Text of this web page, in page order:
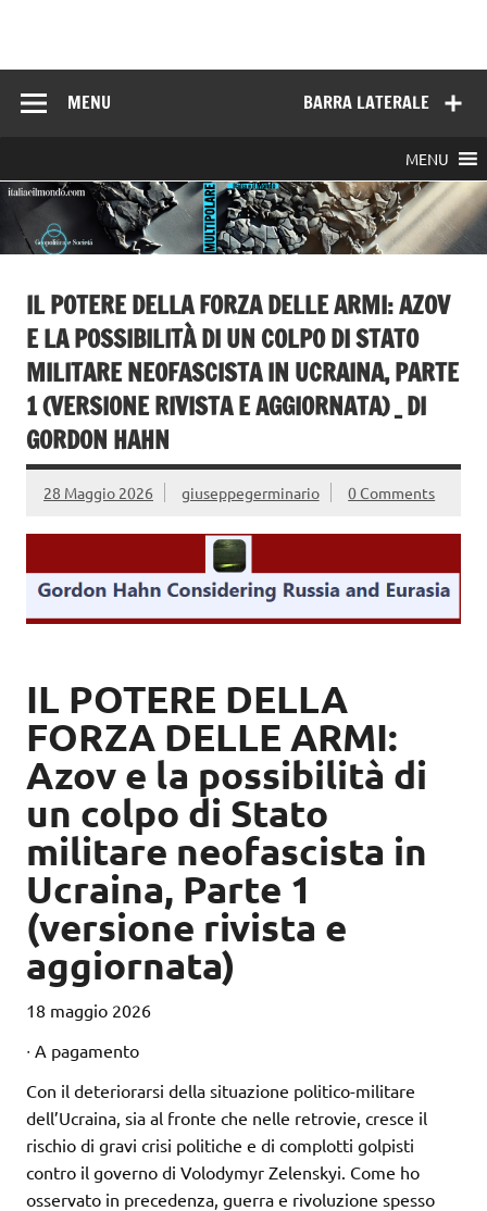
BARRA LATERALE
MENU
MENU
IL POTERE DELLA FORZA DELLE ARMI: AZOV
E LA POSSIBILITÀ DI UN COLPO DI STATO
MILITARE NEOFASCISTA IN UCRAINA, PARTE
1 (VERSIONE RIVISTA E AGGIORNATA) _ DI
GORDON HAHN
28 Maggio 2026 giuseppegerminario 0 Comments
IL POTERE DELLA
FORZA DELLE ARMI:
Azov e la possibilità di
un colpo di Stato
militare neofascista in
Ucraina, Parte 1
(versione rivista e
aggiornata)
18 maggio 2026
∙ A pagamento
Con il deteriorarsi della situazione politico-militare
dell’Ucraina, sia al fronte che nelle retrovie, cresce il
rischio di gravi crisi politiche e di complotti golpisti
contro il governo di Volodymyr Zelenskyi. Come ho
osservato in precedenza, guerra e rivoluzione spesso